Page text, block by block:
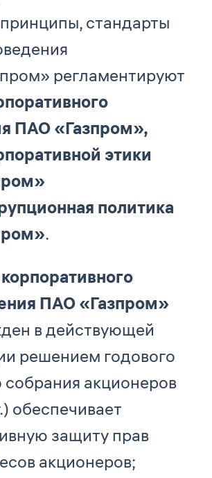
стандарты
регламентируют
ПАО «Газпром»,
этики
политика
.
ПАО «Газпром»
в действующей
решением годового
акционеров
обеспечивает
защиту прав
акционеров;